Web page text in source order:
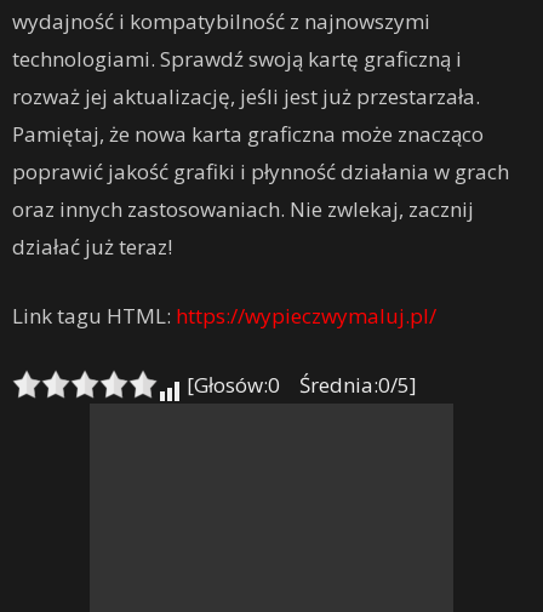
wydajność i kompatybilność z najnowszymi
technologiami. Sprawdź swoją kartę graficzną i
rozważ jej aktualizację, jeśli jest już przestarzała.
Pamiętaj, że nowa karta graficzna może znacząco
poprawić jakość grafiki i płynność działania w grach
oraz innych zastosowaniach. Nie zwlekaj, zacznij
działać już teraz!
Link tagu HTML: https://wypieczwymaluj.pl/
[Głosów:0 Średnia:0/5]